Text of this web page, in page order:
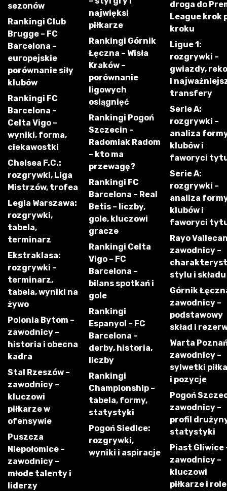
sezonów
Rankingi Club
Brugge – FC
Barcelona –
europejskie
porównanie siły
klubów
Rankingi FC
Barcelona –
Celta Vigo –
wyniki, forma,
ciekawostki
Chelsea F.C.:
rozgrywki, Liga
Mistrzów, trofea
Legia Warszawa:
rozgrywki,
tabela,
terminarz
Ekstraklasa:
rozgrywki –
terminarz,
tabela, wyniki na
żywo
Polonia Bytom –
zawodnicy –
historia i obecna
kadra
Stal Rzeszów –
zawodnicy –
kluczowi
piłkarze w
ofensywie
Puszcza
Niepołomice –
zawodnicy –
młode talenty i
liderzy
najwięksi
piłkarze
Rankingi Górnik
Łęczna – Wisła
Kraków –
porównanie
ligowych
osiągnięć
Rankingi Pogoń
Szczecin –
Radomiak Radom
– kto ma
przewagę?
Rankingi FC
Barcelona – Real
Betis – liczby,
gole, kluczowi
gracze
Rankingi Celta
Vigo – FC
Barcelona –
bilans spotkań i
gole
Rankingi
Espanyol – FC
Barcelona –
derby, historia,
liczby
Rankingi
Championship –
tabela, formy,
statystyki
Pogoń Siedlce:
rozgrywki,
wyniki i aspiracje
droga do
League krok
kroku
Ligue 1:
rozgrywki –
gwiazdy,
i
transfery
Serie A:
rozgrywki –
analiza
klubów i
faworyci
Serie A:
rozgrywki –
analiza
klubów i
faworyci
Rayo
zawodnicy –
stylu i składu
Górnik
zawodnicy –
podstawowy
skład i
Warta
zawodnicy –
sylwetki
i pozycje
Pogoń
zawodnicy –
profil
statystyki
Piast Gliwice
zawodnicy –
kluczowi
piłkarze i role